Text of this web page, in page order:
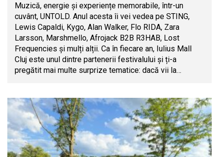
Muzică, energie și experiențe memorabile, într-un
cuvânt, UNTOLD. Anul acesta îi vei vedea pe STING,
Lewis Capaldi, Kygo, Alan Walker, Flo RIDA, Zara
Larsson, Marshmello, Afrojack B2B R3HAB, Lost
Frequencies și mulți alții. Ca în fiecare an, Iulius Mall
Cluj este unul dintre partenerii festivalului și ți-a
pregătit mai multe surprize tematice: dacă vii la…